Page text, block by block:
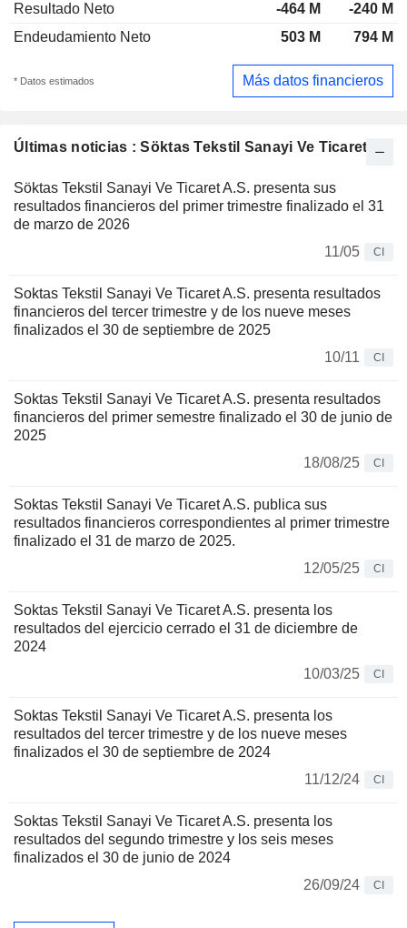
Últimas noticias : Söktas Tekstil Sanayi Ve Ticaret
Söktas Tekstil Sanayi Ve Ticaret A.S. presenta sus
resultados financieros del primer trimestre finalizado el 31
de marzo de 2026
11/05
CI
Soktas Tekstil Sanayi Ve Ticaret A.S. presenta resultados
financieros del tercer trimestre y de los nueve meses
finalizados el 30 de septiembre de 2025
10/11
CI
Soktas Tekstil Sanayi Ve Ticaret A.S. presenta resultados
financieros del primer semestre finalizado el 30 de junio de
2025
18/08/25
CI
Soktas Tekstil Sanayi Ve Ticaret A.S. publica sus
resultados financieros correspondientes al primer trimestre
finalizado el 31 de marzo de 2025.
12/05/25
CI
Soktas Tekstil Sanayi Ve Ticaret A.S. presenta los
resultados del ejercicio cerrado el 31 de diciembre de
2024
10/03/25
CI
Soktas Tekstil Sanayi Ve Ticaret A.S. presenta los
resultados del tercer trimestre y de los nueve meses
finalizados el 30 de septiembre de 2024
11/12/24
CI
Soktas Tekstil Sanayi Ve Ticaret A.S. presenta los
resultados del segundo trimestre y los seis meses
finalizados el 30 de junio de 2024
26/09/24
CI
Resultado Neto
-464 M
-240 M
Endeudamiento Neto
503 M 794 M
* Datos estimados Más datos financieros